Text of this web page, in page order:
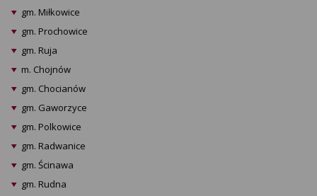
gm. Miłkowice
gm. Prochowice
gm. Ruja
m. Chojnów
gm. Chocianów
gm. Gaworzyce
gm. Polkowice
gm. Radwanice
gm. Ścinawa
gm. Rudna